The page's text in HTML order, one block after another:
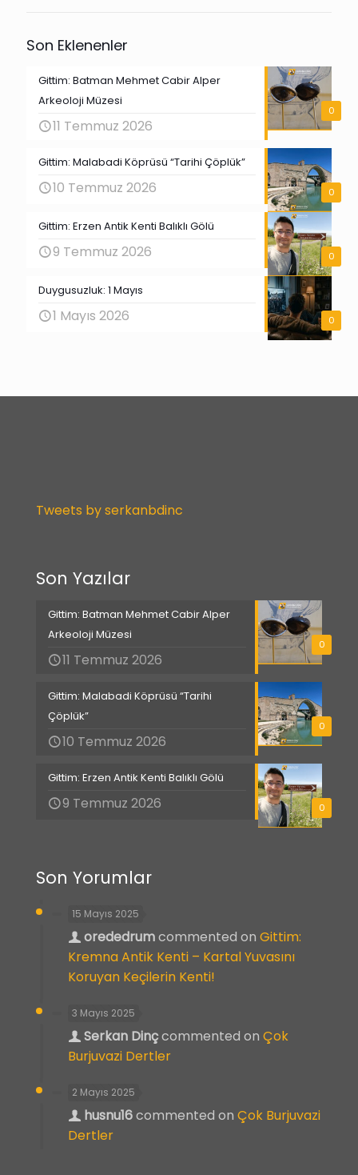
Son Eklenenler
0
Gittim: Batman Mehmet Cabir Alper
Arkeoloji Müzesi
11 Temmuz 2026
0
Gittim: Malabadi Köprüsü “Tarihi Çöplük”
10 Temmuz 2026
0
Gittim: Erzen Antik Kenti Balıklı Gölü
9 Temmuz 2026
0
Duygusuzluk: 1 Mayıs
1 Mayıs 2026
Tweets by serkanbdinc
Son Yazılar
0
Gittim: Batman Mehmet Cabir Alper
Arkeoloji Müzesi
11 Temmuz 2026
0
Gittim: Malabadi Köprüsü “Tarihi
Çöplük”
10 Temmuz 2026
0
Gittim: Erzen Antik Kenti Balıklı Gölü
9 Temmuz 2026
Son Yorumlar
15 Mayıs 2025
orededrumcommented on Gittim:
Kremna Antik Kenti – Kartal Yuvasını
Koruyan Keçilerin Kenti!
3 Mayıs 2025
Serkan Dinçcommented on Çok
Burjuvazi Dertler
2 Mayıs 2025
husnu16commented on Çok Burjuvazi
Dertler